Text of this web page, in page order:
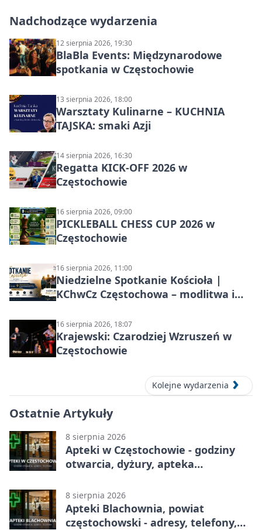
Nadchodzące wydarzenia
12 sierpnia 2026, 19:30
BlaBla Events: Międzynarodowe
spotkania w Częstochowie
13 sierpnia 2026, 18:00
Warsztaty Kulinarne – KUCHNIA
TAJSKA: smaki Azji
14 sierpnia 2026, 16:30
Regatta KICK-OFF 2026 w
Częstochowie
16 sierpnia 2026, 09:00
PICKLEBALL CHESS CUP 2026 w
Częstochowie
16 sierpnia 2026, 11:00
Niedzielne Spotkanie Kościoła |
KChwCz Częstochowa – modlitwa i
16 sierpnia 2026, 18:07
Krajewski: Czarodziej Wzruszeń w
Częstochowie
Kolejne wydarzenia
Ostatnie Artykuły
8 sierpnia 2026
Apteki w Częstochowie - godziny
otwarcia, dyżury, apteka
8 sierpnia 2026
Apteki Blachownia, powiat
częstochowski - adresy, telefony,